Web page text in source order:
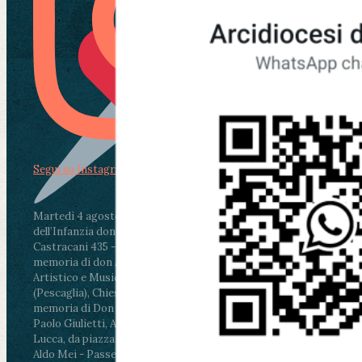
Martedì 4 agosto2026
ore 11:30 - Lucca, Scuola
dell’Infanzia don Aldo Mei - Viale Castruccio
Castracani 435 - Inaugurazione murales in
memoria di don Aldo Mei curato dal Liceo
Artistico e Musicale “Passaglia”
ore 18 - Fiano
(Pescaglia), Chiesa parrocchiale - Messa in
memoria di Don Aldo Mei celebrata da mons.
Paolo Giulietti, Arcivescovo di Lucca
ore 20.30 -
Lucca, da piazza San Michele al Cippo di don
Aldo Mei - Passeggiata della Memoria in alcuni
Segui su Instagram